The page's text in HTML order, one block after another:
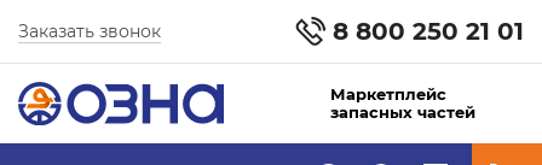
8 800 250 21 01
Заказать звонок
Маркетплейс
запасных частей